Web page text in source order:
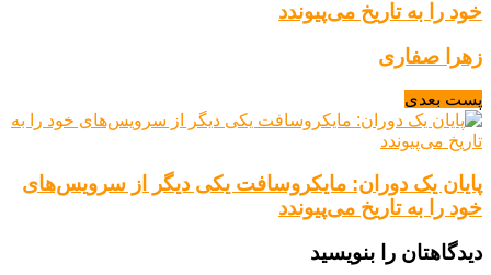
خود را به تاریخ می‌پیوندد
زهرا صفاری
پست بعدی
پایان یک دوران: مایکروسافت یکی دیگر از سرویس‌های
خود را به تاریخ می‌پیوندد
دیدگاهتان را بنویسید